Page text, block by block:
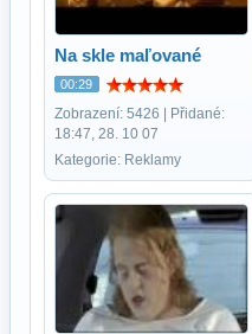
Na skle maľované
00:29
Zobrazení: 5426 | Přidané:
18:47, 28. 10 07
Kategorie: Reklamy